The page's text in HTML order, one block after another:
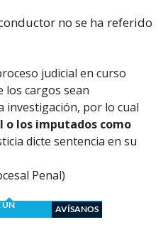
no se ha referido
judicial en curso
los cargos sean
investigación, por lo cual
o los imputados como
dicte sentencia en su
Penal)
UN
AVÍSANOS